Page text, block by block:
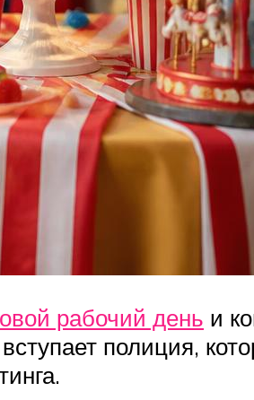
рабочий день и
полиция,